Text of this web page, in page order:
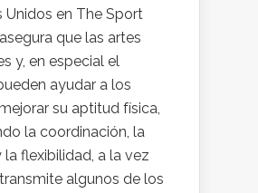
Unidos en The Sport
que las artes
y, en especial el
ayudar a los
su aptitud física,
la coordinación, la
la flexibilidad, a la vez
algunos de los